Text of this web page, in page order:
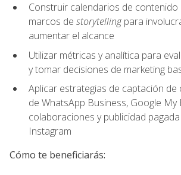
Construir calendarios de
marcos de storytellingpara
aumentar el alcance
Utilizar métricas y analítica para
y tomar decisiones de marketing
Aplicar estrategias de captación de
de WhatsApp Business, Google My
colaboraciones y publicidad
Instagram
Cómo te beneficiarás: